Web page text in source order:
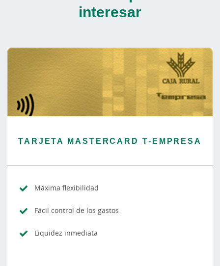
interesar
TARJETA MASTERCARD T-EMPRESA
Máxima flexibilidad
Fácil control de los gastos
Liquidez inmediata